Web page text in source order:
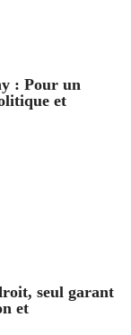
: Pour un
et
seul garant
et